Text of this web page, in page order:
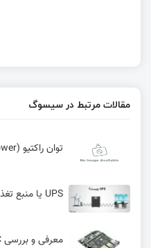
مقالات مرتبط در سیسوگ
توان راکتیو (Reactive Power) — به زبان ساده
UPS یا منبع تغذیه بدون وقفه چیست؟ + معرفی انواع UPS
معرفی و بررسی Lichee Pi 4A RISC-V SBC و مقایسه با Raspberry Pi 4